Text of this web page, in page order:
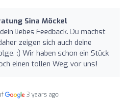
Sina Möckel
liebes Feedback. Du machst
zeigen sich auch deine
:) Wir haben schon ein Stück
einen tollen Weg vor uns!
3 years ago